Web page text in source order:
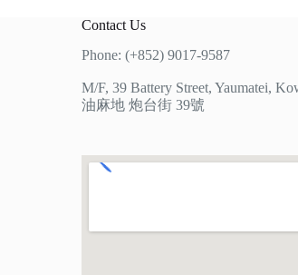
Contact Us
Phone: (+852) 9017-9587
M/F, 39 Battery Street, Yaumatei,
油麻地 炮台街 39號